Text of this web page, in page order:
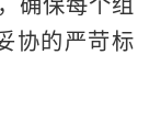
协的严苛标